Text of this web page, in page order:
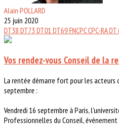
Alain POLLARD
25 juin 2020
DT38 DT73 DT01 DT69FNCPCCPC-RADT
Vos rendez-vous Conseil de la
La rentée démarre fort pour les acteurs
septembre :
Vendredi 16 septembre à Paris,
Professionnelles du Conseil,